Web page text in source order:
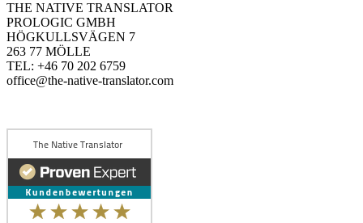
THE NATIVE TRANSLATOR
PROLOGIC GMBH
HÖGKULLSVÄGEN 7
263 77 MÖLLE
TEL: +46 70 202 6759
office@the-native-translator.com